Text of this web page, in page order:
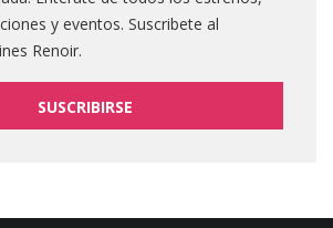
y eventos. Suscribete al
Renoir.
SUSCRIBIRSE